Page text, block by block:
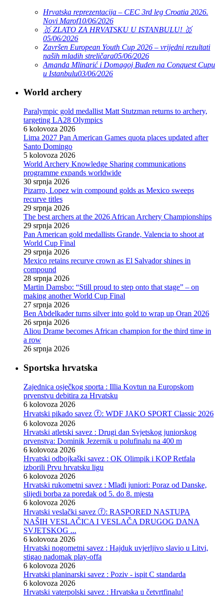
Hrvatska reprezentacija – CEC 3rd leg Croatia 2026.
Novi Marof10/06/2026
🥇 ZLATO ZA HRVATSKU U ISTANBULU! 🥇
05/06/2026
Završen European Youth Cup 2026 – vrijedni rezultati
naših mladih streličara05/06/2026
Amanda Mlinarić i Domagoj Buden na Conquest Cupu
u Istanbulu03/06/2026
World archery
Paralympic gold medallist Matt Stutzman returns to archery,
targeting LA28 Olympics
6 kolovoza 2026
Lima 2027 Pan American Games quota places updated after
Santo Domingo
5 kolovoza 2026
World Archery Knowledge Sharing communications
programme expands worldwide
30 srpnja 2026
Pizarro, Lopez win compound golds as Mexico sweeps
recurve titles
29 srpnja 2026
The best archers at the 2026 African Archery Championships
29 srpnja 2026
Pan American gold medallists Grande, Valencia to shoot at
World Cup Final
29 srpnja 2026
Mexico retains recurve crown as El Salvador shines in
compound
28 srpnja 2026
Martin Damsbo: “Still proud to step onto that stage” – on
making another World Cup Final
27 srpnja 2026
Ben Abdelkader turns silver into gold to wrap up Oran 2026
26 srpnja 2026
Aliou Drame becomes African champion for the third time in
a row
26 srpnja 2026
Sportska hrvatska
Zajednica osječkog sporta : Illia Kovtun na Europskom
prvenstvu debitira za Hrvatsku
6 kolovoza 2026
Hrvatski pikado savez ⓕ: WDF JAKO SPORT Classic 2026
6 kolovoza 2026
Hrvatski atletski savez : Drugi dan Svjetskog juniorskog
prvenstva: Dominik Jezernik u polufinalu na 400 m
6 kolovoza 2026
Hrvatski odbojkaški savez : OK Olimpik i KOP Retfala
izborili Prvu hrvatsku ligu
6 kolovoza 2026
Hrvatski rukometni savez : Mlađi juniori: Poraz od Danske,
slijedi borba za poredak od 5. do 8. mjesta
6 kolovoza 2026
Hrvatski veslački savez ⓕ: RASPORED NASTUPA
NAŠIH VESLAČICA I VESLAČA DRUGOG DANA
SVJETSKOG ...
6 kolovoza 2026
Hrvatski nogometni savez : Hajduk uvjerljivo slavio u Litvi,
stigao nadomak play-offa
6 kolovoza 2026
Hrvatski planinarski savez : Poziv - ispit C standarda
6 kolovoza 2026
Hrvatski vaterpolski savez : Hrvatska u četvrtfinalu!